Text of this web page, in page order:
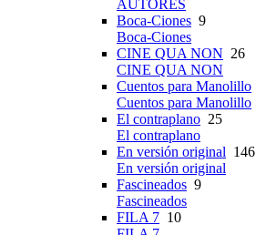
AUTORES
Boca-Ciones 9
Boca-Ciones
CINE QUA NON 26
CINE QUA NON
Cuentos para Manolillo
Cuentos para Manolillo
El contraplano 25
El contraplano
En versión original 146
En versión original
Fascineados 9
Fascineados
FILA 7 10